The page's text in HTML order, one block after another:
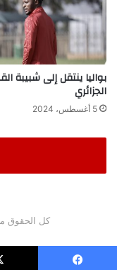
بواليا ينتقل إلى شبيبة
الجزائري
5 أغسطس، 2024
كل الحقوق